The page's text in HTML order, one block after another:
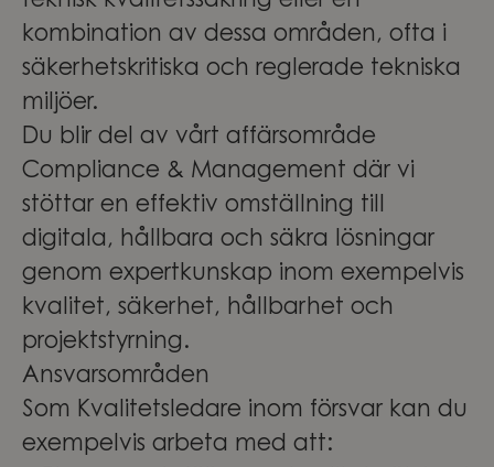
kombination av dessa områden, ofta i
säkerhetskritiska och reglerade tekniska
miljöer.
Du blir del av vårt affärsområde
Compliance & Management där vi
stöttar en effektiv omställning till
digitala, hållbara och säkra lösningar
genom expertkunskap inom exempelvis
kvalitet, säkerhet, hållbarhet och
projektstyrning.
Ansvarsområden
Som Kvalitetsledare inom försvar kan du
exempelvis arbeta med att: